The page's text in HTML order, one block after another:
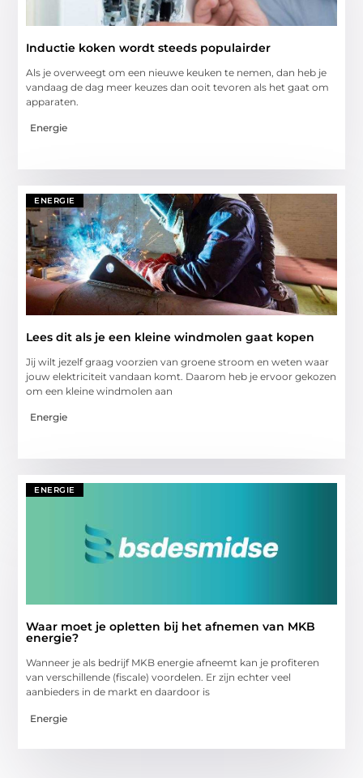
Inductie koken wordt steeds populairder
Als je overweegt om een nieuwe keuken te nemen, dan heb je
vandaag de dag meer keuzes dan ooit tevoren als het gaat om
apparaten.
Energie
ENERGIE
Lees dit als je een kleine windmolen gaat kopen
Jij wilt jezelf graag voorzien van groene stroom en weten waar
jouw elektriciteit vandaan komt. Daarom heb je ervoor gekozen
om een kleine windmolen aan
Energie
ENERGIE
Waar moet je opletten bij het afnemen van MKB
energie?
Wanneer je als bedrijf MKB energie afneemt kan je profiteren
van verschillende (fiscale) voordelen. Er zijn echter veel
aanbieders in de markt en daardoor is
Energie